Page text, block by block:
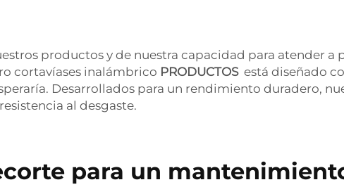
productos y de nuestra capacidad para atender a
cortavíases inalámbrico PRODUCTOS está diseñado
Desarrollados para un rendimiento duradero,
al desgaste.
para un